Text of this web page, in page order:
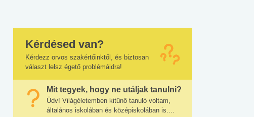
Kérdésed van?
Kérdezz orvos szakértőinktől, és biztosan
választ lelsz égető problémáidra!
Mit tegyek, hogy ne utáljak tanulni?
Üdv! Világéletemben kitűnő tanuló voltam,
általános iskolában és középiskolában is....